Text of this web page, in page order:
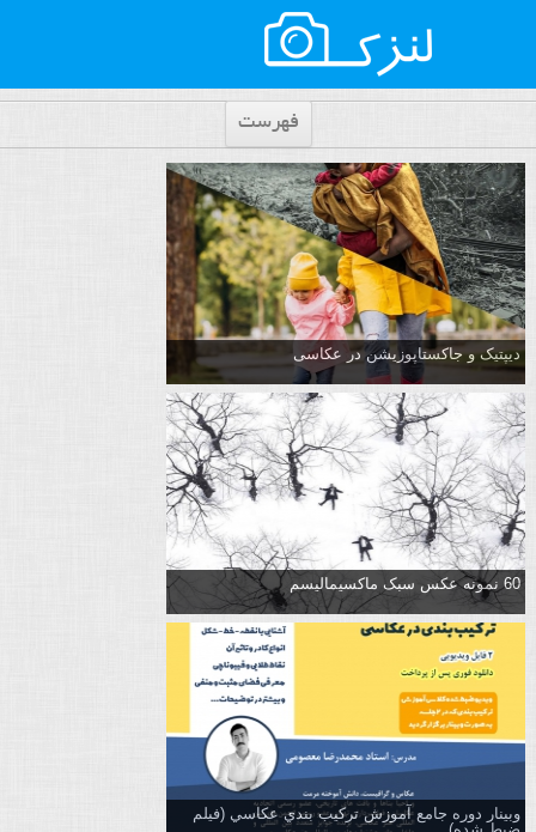
فهرست
دیپتیک و جاکستا‌پوزیشن در عکاسی
60 نمونه عکس سبک ماکسیمالیسم
وبینار دوره جامع آموزش تركيب بندي عكاسي (فیلم